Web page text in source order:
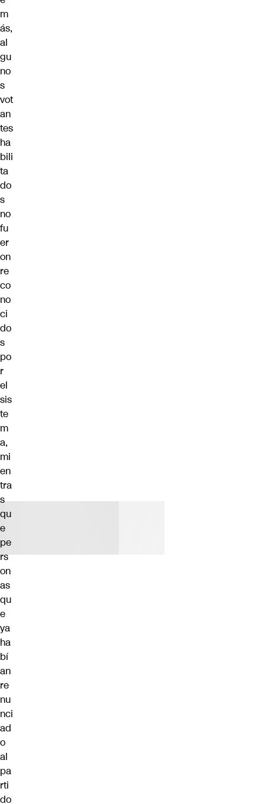
m
ás,
al
gu
no
s
vot
an
tes
ha
bili
ta
do
s
no
fu
er
on
re
co
no
ci
do
s
po
r
el
sis
te
m
a,
mi
en
tra
s
qu
e
pe
rs
on
as
qu
e
ya
ha
bí
an
re
nu
nci
ad
o
al
pa
rti
do